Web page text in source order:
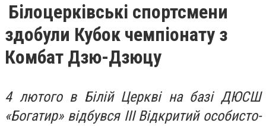
Білоцерківські спортсмени
здобули Кубок чемпіонату з
Комбат Дзю-Дзюцу
4 лютого в Білій Церкві на базі ДЮСШ
«Богатир» відбувся ІІІ Відкритий особисто-